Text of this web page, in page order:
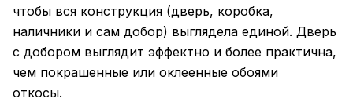
чтобы вся конструкция (дверь, коробка,
наличники и сам добор) выглядела единой. Дверь
с добором выглядит эффектно и более практична,
чем покрашенные или оклеенные обоями
откосы.